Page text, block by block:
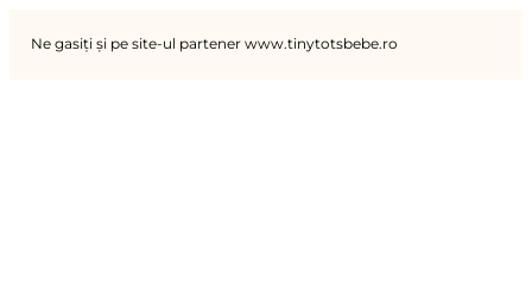
Ne gasiți și pe site-ul partener www.tinytotsbebe.ro